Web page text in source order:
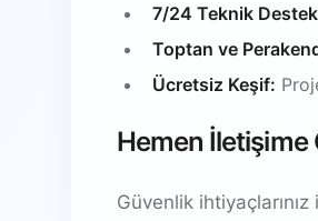
7/24 Teknik
Toptan ve
Ücretsiz Keşif:
Hemen İletişime
Güvenlik